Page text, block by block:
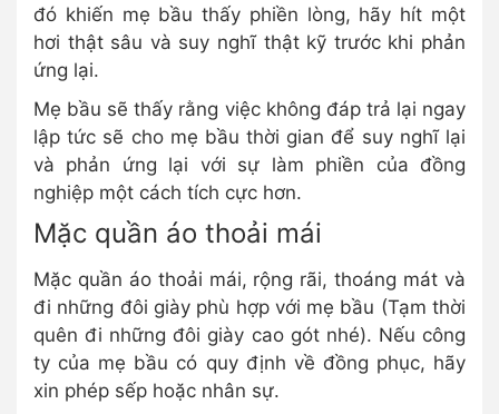
đó khiến mẹ bầu thấy phiền lòng, hãy hít một
hơi thật sâu và suy nghĩ thật kỹ trước khi phản
ứng lại.
Mẹ bầu sẽ thấy rằng việc không đáp trả lại ngay
lập tức sẽ cho mẹ bầu thời gian để suy nghĩ lại
và phản ứng lại với sự làm phiền của đồng
nghiệp một cách tích cực hơn.
Mặc quần áo thoải mái
Mặc quần áo thoải mái, rộng rãi, thoáng mát và
đi những đôi giày phù hợp với mẹ bầu (Tạm thời
quên đi những đôi giày cao gót nhé). Nếu công
ty của mẹ bầu có quy định về đồng phục, hãy
xin phép sếp hoặc nhân sự.